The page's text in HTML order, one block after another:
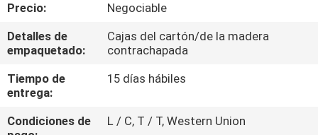
CALIDAD
ÉNTRENOS
EN
CONTACTO
Precio:
Negociable
Detalles de
empaquetado:
Cajas del cartón/de la madera
contrachapada
Tiempo de
entrega:
15 días hábiles
Condiciones de
L / C, T / T, Western Union